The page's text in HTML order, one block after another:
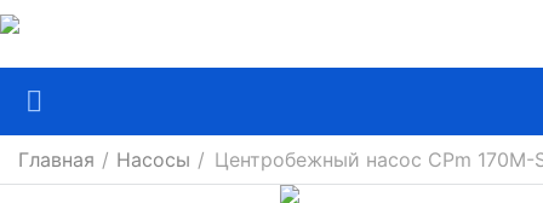
Главная / Насосы / Центробежный насос CPm 170M-